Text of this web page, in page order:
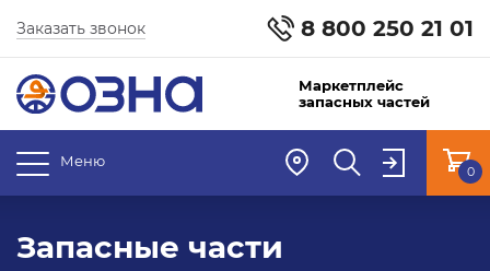
8 800 250 21 01
Заказать звонок
Маркетплейс
запасных частей
Меню
0
Запасные части